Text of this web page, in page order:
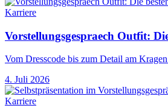
Karriere
Vorstellungsgespraech Outfit:
Vom Dresscode bis zum Detail am
4. Juli 2026
Karriere